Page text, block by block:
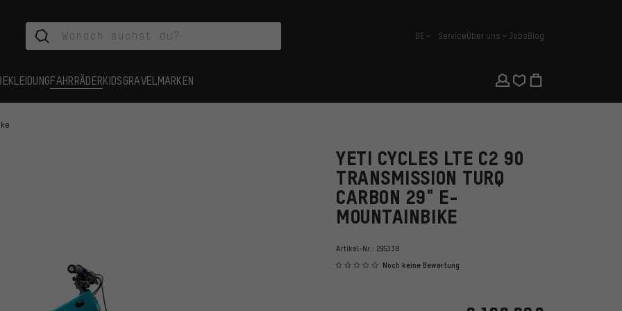
Deutsch
DE ServiceÜber uns JobsBlog
FAHRRÄDERKIDSGRAVEL MARKEN
YETI CYCLES LTE C2 90
TRANSMISSION TURQ
CARBON 29" E-
MOUNTAINBIKE
Artikel-Nr.: 295338
Noch keine Bewertung